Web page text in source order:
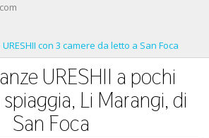
con 3 camere da letto a San Foca
URESHII a pochi
Li Marangi, di
San Foca